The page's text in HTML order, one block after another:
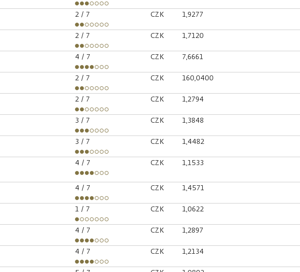
2 / 7 CZK 1,9277
2 / 7 CZK 1,7120
4 / 7 CZK 7,6661
2 / 7 CZK 160,0400
2 / 7 CZK 1,2794
3 / 7 CZK 1,3848
3 / 7 CZK 1,4482
4 / 7 CZK 1,1533
4 / 7 CZK 1,4571
1 / 7 CZK 1,0622
4 / 7 CZK 1,2897
4 / 7 CZK 1,2134